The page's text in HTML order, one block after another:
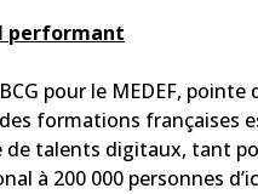
performant
pour le MEDEF,
formations françaises
talents digitaux, tant
à 200 000 personnes